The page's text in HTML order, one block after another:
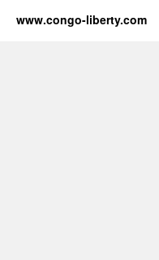
www.congo-liberty.com